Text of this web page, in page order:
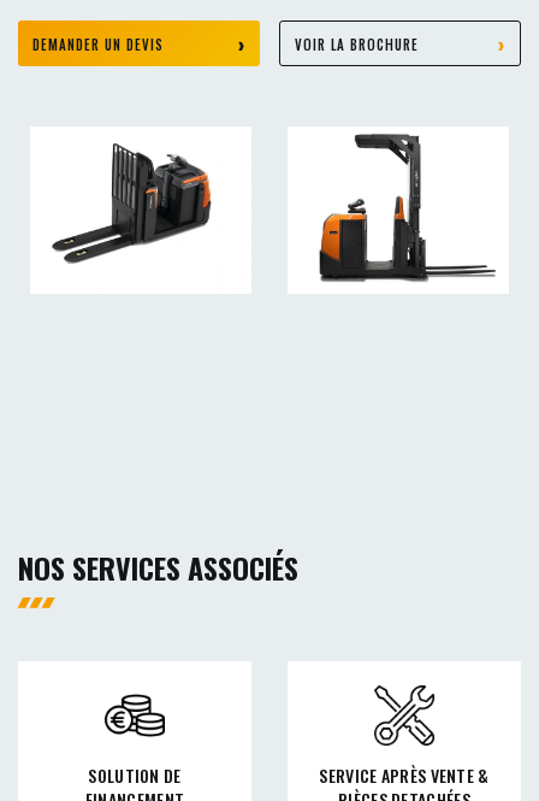
DEMANDER UN DEVIS VOIR LA BROCHURE
NOS SERVICES ASSOCIÉS
SOLUTION DE
SERVICE APRÈS VENTE &